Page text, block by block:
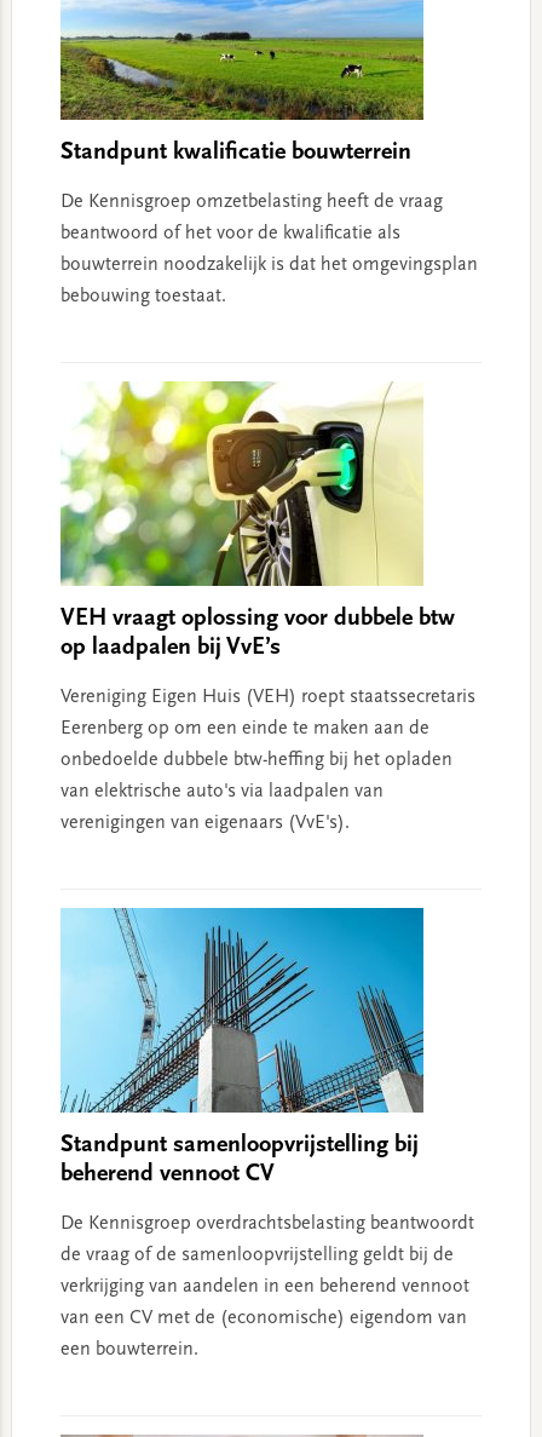
Standpunt kwalificatie bouwterrein
De Kennisgroep omzetbelasting heeft de vraag
beantwoord of het voor de kwalificatie als
bouwterrein noodzakelijk is dat het omgevingsplan
bebouwing toestaat.
VEH vraagt oplossing voor dubbele btw
op laadpalen bij VvE’s
Vereniging Eigen Huis (VEH) roept staatssecretaris
Eerenberg op om een einde te maken aan de
onbedoelde dubbele btw-heffing bij het opladen
van elektrische auto's via laadpalen van
verenigingen van eigenaars (VvE's).
Standpunt samenloopvrijstelling bij
beherend vennoot CV
De Kennisgroep overdrachtsbelasting beantwoordt
de vraag of de samenloopvrijstelling geldt bij de
verkrijging van aandelen in een beherend vennoot
van een CV met de (economische) eigendom van
een bouwterrein.